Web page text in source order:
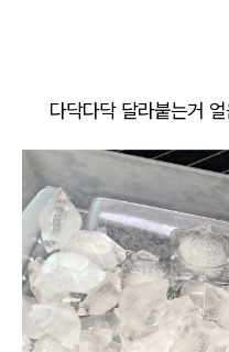
다닥다닥 달라붙는거